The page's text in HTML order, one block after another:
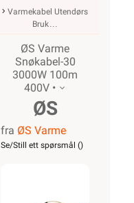
Varmekabel Utendørs
Bruk
ØS Varme
Snøkabel-30
3000W 100m
400V •
ØS
Snøkabel-
100m
fra ØS Varme
Se/Still ett spørsmål ()